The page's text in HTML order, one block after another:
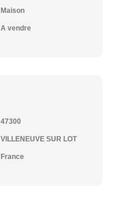
Maison
A vendre
47300
VILLENEUVE SUR LOT
France